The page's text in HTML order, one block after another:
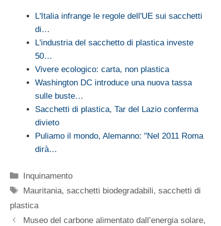
L'Italia infrange le regole dell'UE sui sacchetti
di…
L'industria del sacchetto di plastica investe
50…
Vivere ecologico: carta, non plastica
Washington DC introduce una nuova tassa
sulle buste…
Sacchetti di plastica, Tar del Lazio conferma
divieto
Puliamo il mondo, Alemanno: "Nel 2011 Roma
dirà…
Categorie
Inquinamento
Tag
Mauritania,sacchetti biodegradabili,sacchetti di
plastica
Museo del carbone alimentato dall’energia solare,